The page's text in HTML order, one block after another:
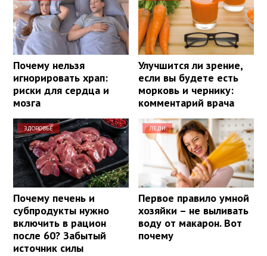
Почему нельзя
игнорировать храп:
риски для сердца и
мозга
Улучшится ли зрение,
если вы будете есть
морковь и чернику:
комментарий врача
ЗДОРОВЬЕ
Почему печень и
субпродукты нужно
включить в рацион
после 60? Забытый
источник силы
ЛЕДИ
Первое правило умной
хозяйки – не выливать
воду от макарон. Вот
почему